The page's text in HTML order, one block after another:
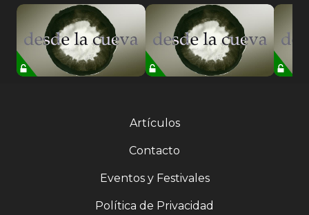
en general, ser libre y expresar la mejor versión de
tu Yo Soy, caiga quien caiga (incluido tú mismo/a).
Disfrutad.
Artículos
Contacto
Eventos y Festivales
Política de Privacidad